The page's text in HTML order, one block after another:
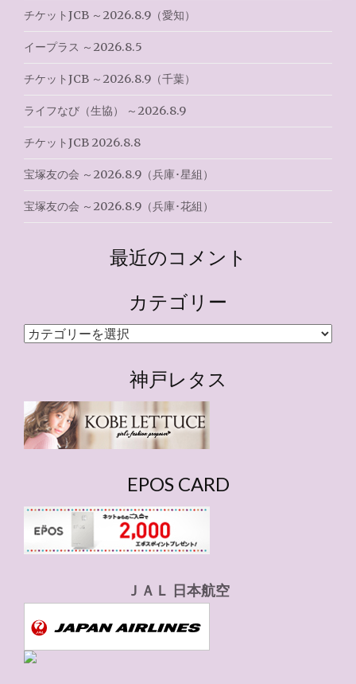
チケットJCB ～2026.8.9（愛知）
イープラス ～2026.8.5
チケットJCB ～2026.8.9（千葉）
ライフなび（生協） ～2026.8.9
チケットJCB 2026.8.8
宝塚友の会 ～2026.8.9（兵庫･星組）
宝塚友の会 ～2026.8.9（兵庫･花組）
最近のコメント
カテゴリー
カ
ー
神戸レタス
EPOS CARD
ＪＡＬ 日本航空